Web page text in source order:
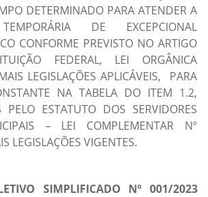
DETERMINADO PARA ATENDER A
DE EXCEPCIONAL
CONFORME PREVISTO NO ARTIGO
FEDERAL, LEI ORGÂNICA
LEGISLAÇÕES APLICÁVEIS, PARA
NA TABELA DO ITEM 1.2,
PELO ESTATUTO DOS SERVIDORES
– LEI COMPLEMENTAR Nº
LEGISLAÇÕES VIGENTES.
SIMPLIFICADO Nº 001/2023